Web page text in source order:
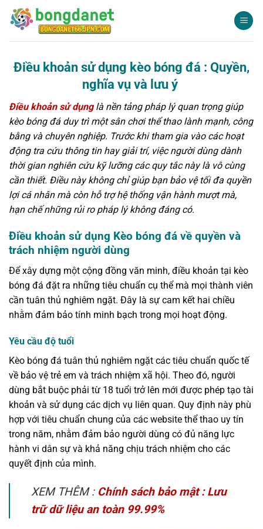
qua
Điều khoản sử dụng kèo bóng đá : Quyền,
nghĩa vụ và lưu ý
Điều khoản sử dụnglà nền tảng pháp lý quan trọng giúp
kèo bóng đá duy trì một sân chơi thể thao lành mạnh, công
bằng và chuyên nghiệp. Trước khi tham gia vào các hoạt
động tra cứu thông tin hay giải trí, việc người dùng dành
thời gian nghiên cứu kỹ lưỡng các quy tắc này là vô cùng
cần thiết. Điều này không chỉ giúp bạn bảo vệ tối đa quyền
lợi cá nhân mà còn hỗ trợ hệ thống vận hành mượt mà,
hạn chế những rủi ro pháp lý không đáng có.
Điều khoản sử dụng Kèo bóng đá về quyền và
trách nhiệm người dùng
Để xây dựng một cộng đồng văn minh, điều khoản tại kèo
bóng đá đặt ra những tiêu chuẩn cụ thể mà mọi thành viên
cần tuân thủ nghiêm ngặt. Đây là sự cam kết hai chiều
nhằm đảm bảo tính minh bạch trong mọi hoạt động.
Yêu cầu độ tuổi
Kèo bóng đá tuân thủ nghiêm ngặt các tiêu chuẩn quốc tế
về bảo vệ trẻ em và trách nhiệm xã hội. Theo đó, người
dùng bắt buộc phải từ 18 tuổi trở lên mới được phép tạo tài
khoản và sử dụng các dịch vụ liên quan. Quy định này phù
hợp với tiêu chuẩn chung của các website thể thao uy tín
trong năm, nhằm đảm bảo người dùng có đủ năng lực
hành vi dân sự và khả năng chịu trách nhiệm cho các
quyết định của mình.
XEM THÊM : Chính sách bảo mật : Lưu
trữ dữ liệu an toàn 99.99%